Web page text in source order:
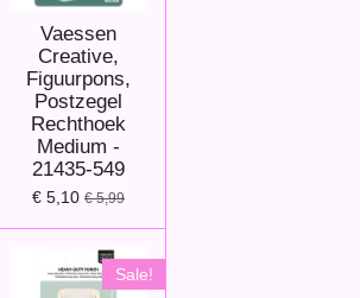
Vaessen
Creative,
Figuurpons,
Postzegel
Rechthoek
Medium -
21435-549
€ 5,10 € 5,99
Sale!